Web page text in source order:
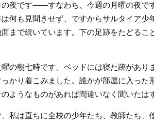
夜です――すなわち、今週の月曜の夜で
何も見聞きせず、ですからサルタイア
まで続いています。下の足跡をたどる
の朝七時です。ベッドには寝た跡があ
かり着こみました。誰かが部屋に入っ
ようなものがあれば間違いなく聞いたは
私は直ちに全校の少年たち、教師たち